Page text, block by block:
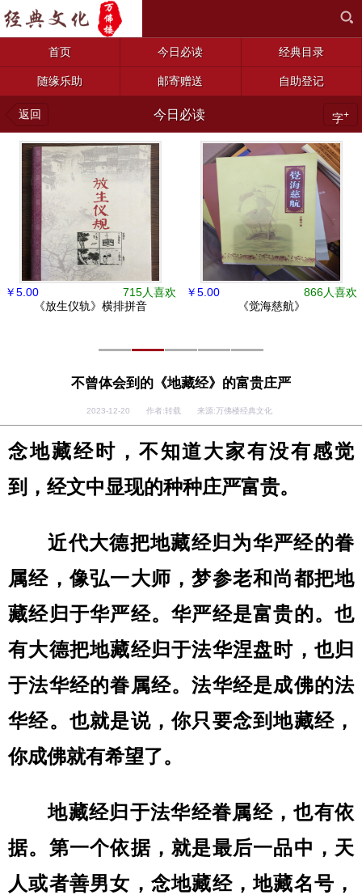
首页 今日必读 经典目录
随缘乐助 邮寄赠送 自助登记
返回 今日必读 字+
715人喜欢
￥5.00
《放生仪轨》横排拼音
866人喜欢
￥5.00
《觉海慈航》
不曾体会到的《地藏经》的富贵庄严
2023-12-20 作者:转载 来源:万佛楼经典文化
念地藏经时，不知道大家有没有感觉
到，经文中显现的种种庄严富贵。
近代大德把地藏经归为华严经的眷
属经，像弘一大师，梦参老和尚都把地
藏经归于华严经。华严经是富贵的。也
有大德把地藏经归于法华涅盘时，也归
于法华经的眷属经。法华经是成佛的法
华经。也就是说，你只要念到地藏经，
你成佛就有希望了。
地藏经归于法华经眷属经，也有依
据。第一个依据，就是最后一品中，天
人或者善男女，念地藏经，地藏名号，